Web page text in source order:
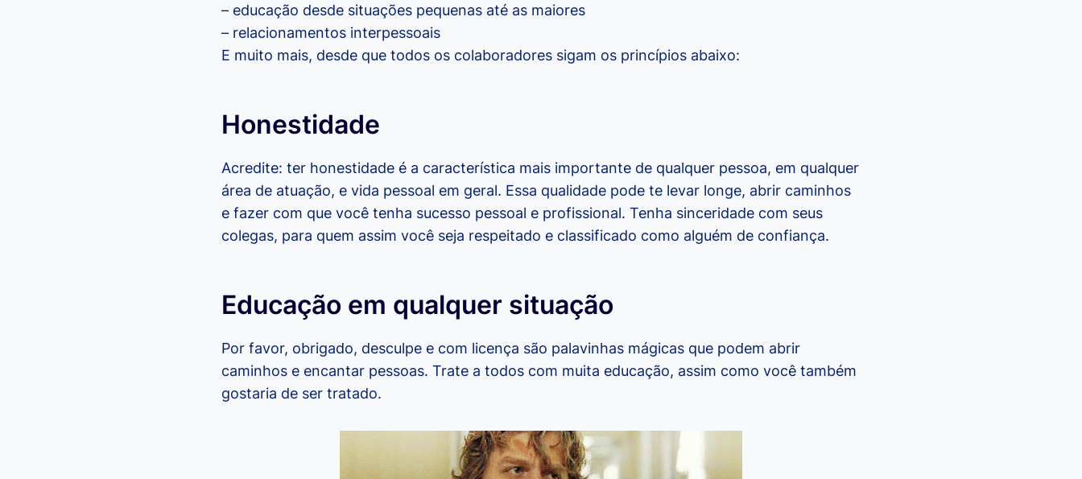
– educação desde situações pequenas até as maiores
– relacionamentos interpessoais
E muito mais, desde que todos os colaboradores sigam os princípios abaixo:
Honestidade
Acredite: ter honestidade é a característica mais importante de qualquer pessoa, em qualquer
área de atuação, e vida pessoal em geral. Essa qualidade pode te levar longe, abrir caminhos
e fazer com que você tenha sucesso pessoal e profissional. Tenha sinceridade com seus
colegas, para quem assim você seja respeitado e classificado como alguém de confiança.
Educação em qualquer situação
Por favor, obrigado, desculpe e com licença são palavinhas mágicas que podem abrir
caminhos e encantar pessoas. Trate a todos com muita educação, assim como você também
gostaria de ser tratado.